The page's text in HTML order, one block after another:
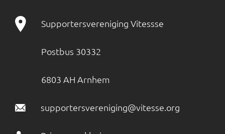
Supportersvereniging Vitessse
Postbus 30332
6803 AH Arnhem
supportersvereniging@vitesse.org